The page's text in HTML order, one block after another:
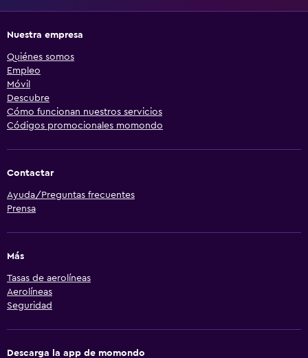
Nuestra empresa
Quiénes somos
Empleo
Móvil
Descubre
Cómo funcionan nuestros servicios
Códigos promocionales momondo
Contactar
Ayuda/Preguntas frecuentes
Prensa
Más
Tasas de aerolíneas
Aerolíneas
Seguridad
Descarga la app de momondo